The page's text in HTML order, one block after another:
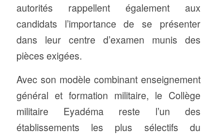
autorités rappellent également aux
candidats l’importance de se présenter
dans leur centre d’examen munis des
pièces exigées.
Avec son modèle combinant enseignement
général et formation militaire, le Collège
militaire Eyadéma reste l’un des
établissements les plus sélectifs du